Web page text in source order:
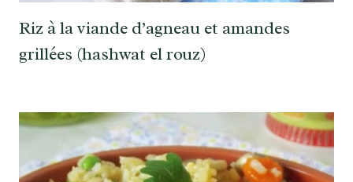
Riz à la viande d’agneau et amandes
grillées (hashwat el rouz)